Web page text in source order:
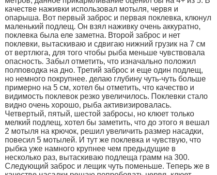
качестве наживки использовал мотыля, червя и
опарыша. Вот первый заброс и первая поклевка, клюнул
маленький подлещ. Он взял наживку очень аккуратно,
поклевка была еле заметна. Второй заброс и нет
поклевки, вытаскиваю и сдвигаю нижний грузик на 7 см
от вертлюга, для того чтобы рыба меньше чувствовала
опасность. Забыл отметить, что изначально положил
полповодка на дно. Третий заброс и еще один подлещ,
но немного покрупнее. делаю глубину чуть-чуть больше
примерно на 5 см, хотел бы отметить, что качество и
видимость поклевок резко увеличилось. Поклевки стало
видно очень хорошо, рыба активизировалась.
Четвертый, пятый, шестой забросы, но клюет только
мелкий подлещ, хотел бы заметить, что до этого я вешал
2 мотыля на крючок, решил увеличить размер насадки,
повесил 5 мотылей. И тут же поклевка и чувствую, что
рыбка уже намного крупнее чем предыдущие в
несколько раз, вытаскиваю подлеща грамм на 300.
Следующий заброс и лещик чуть поменьше. Теперь же в